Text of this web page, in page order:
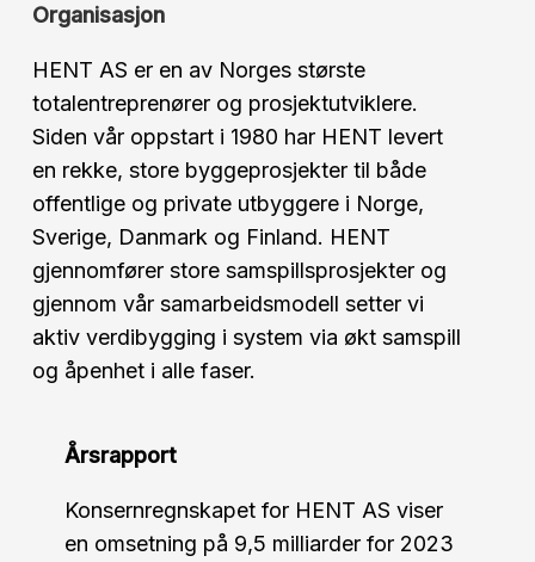
Organisasjon
HENT AS er en av Norges største
totalentreprenører og prosjektutviklere.
Siden vår oppstart i 1980 har HENT levert
en rekke, store byggeprosjekter til både
offentlige og private utbyggere i Norge,
Sverige, Danmark og Finland. HENT
gjennomfører store samspillsprosjekter og
gjennom vår samarbeidsmodell setter vi
aktiv verdibygging i system via økt samspill
og åpenhet i alle faser.
Årsrapport
Konsernregnskapet for HENT AS viser
en omsetning på 9,5 milliarder for 2023